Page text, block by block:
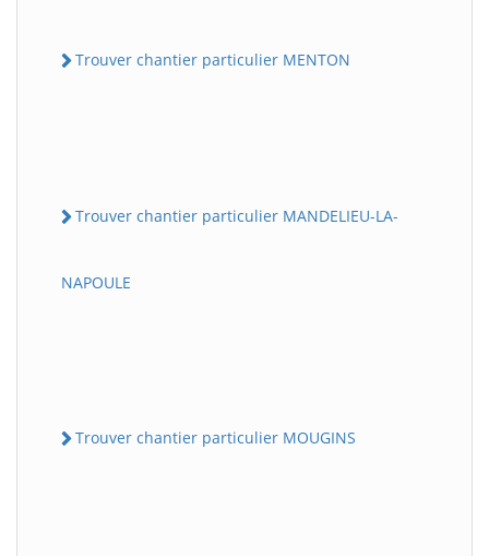
Trouver chantier particulier MENTON
Trouver chantier particulier MANDELIEU-LA-
NAPOULE
Trouver chantier particulier MOUGINS